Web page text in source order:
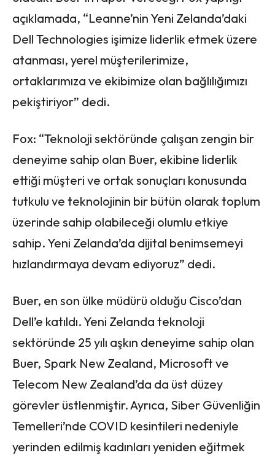
açıklamada, “Leanne’nin Yeni Zelanda’daki
Dell Technologies işimize liderlik etmek üzere
atanması, yerel müşterilerimize,
ortaklarımıza ve ekibimize olan bağlılığımızı
pekiştiriyor” dedi.
Fox: “Teknoloji sektöründe çalışan zengin bir
deneyime sahip olan Buer, ekibine liderlik
ettiği müşteri ve ortak sonuçları konusunda
tutkulu ve teknolojinin bir bütün olarak toplum
üzerinde sahip olabileceği olumlu etkiye
sahip. Yeni Zelanda’da dijital benimsemeyi
hızlandırmaya devam ediyoruz” dedi.
Buer, en son ülke müdürü olduğu Cisco’dan
Dell’e katıldı. Yeni Zelanda teknoloji
sektöründe 25 yılı aşkın deneyime sahip olan
Buer, Spark New Zealand, Microsoft ve
Telecom New Zealand’da da üst düzey
görevler üstlenmiştir. Ayrıca, Siber Güvenliğin
Temelleri’nde COVID kesintileri nedeniyle
yerinden edilmiş kadınları yeniden eğitmek